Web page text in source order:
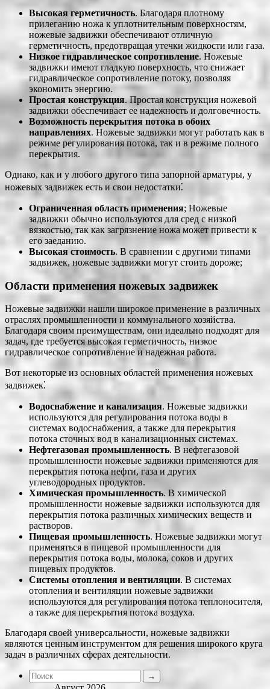
Высокая герметичность. Благодаря плотному
прилеганию ножа к уплотнительным поверхностям,
ножевые задвижки обеспечивают отличную
герметичность, предотвращая утечки жидкости или газа.
Низкое гидравлическое сопротивление. Ножевые
задвижки имеют гладкую поверхность, что снижает
гидравлическое сопротивление потоку, позволяя
экономить энергию.
Простая конструкция. Простая конструкция ножевой
задвижки обеспечивает ее надежность и долговечность.
Возможность перекрытия потока в обоих
направлениях. Ножевые задвижки могут работать как в
режиме регулирования потока, так и в режиме полного
перекрытия.
Однако, как и у любого другого типа запорной арматуры, у
ножевых задвижек есть и свои недостатки⁚
Ограниченная область применения; Ножевые
задвижки обычно используются для сред с низкой
вязкостью, так как загрязнение ножа может привести к
его заеданию.
Высокая стоимость. В сравнении с другими типами
задвижек, ножевые задвижки могут стоить дороже;
Области применения ножевых задвижек
Ножевые задвижки нашли широкое применение в различных
отраслях промышленности и коммунального хозяйства.
Благодаря своим преимуществам, они идеально подходят для
задач, где требуется высокая герметичность, низкое
гидравлическое сопротивление и надежная работа.
Вот некоторые из основных областей применения ножевых
задвижек⁚
Водоснабжение и канализация. Ножевые задвижки
используются для регулирования потока воды в
системах водоснабжения, а также для перекрытия
потока сточных вод в канализационных системах.
Нефтегазовая промышленность. В нефтегазовой
промышленности ножевые задвижки применяются для
перекрытия потока нефти, газа и других
углеводородных продуктов.
Химическая промышленность. В химической
промышленности ножевые задвижки используются для
перекрытия потока различных химических веществ и
растворов.
Пищевая промышленность. Ножевые задвижки могут
применяться в пищевой промышленности для
перекрытия потока воды, молока, соков и других
пищевых продуктов.
Системы отопления и вентиляции. В системах
отопления и вентиляции ножевые задвижки
используются для регулирования потока теплоносителя,
а также для перекрытия потока воздуха.
Благодаря своей универсальности, ножевые задвижки
являются ценным инструментом для решения широкого круга
задач в различных сферах деятельности.